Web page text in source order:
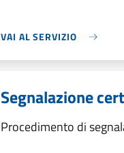
VAI AL SERVIZIO
Segnalazione
Procedimento di